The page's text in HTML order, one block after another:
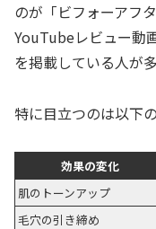
のが「ビフォーアフ
YouTubeレビュー動
を掲載している人が
特に目立つのは以下
効果の変化
肌のトーンアップ
毛穴の引き締め